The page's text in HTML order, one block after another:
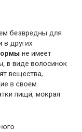
безвредны для
в других
не имеет
в виде волосинок
вещества,
в своем
пищи, мокрая